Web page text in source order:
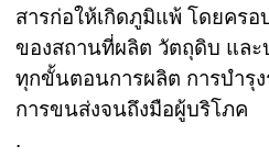
สารก่อให้เกิดภูมิแพ้ โดยคร
ของสถานที่ผลิต วัตถุดิบ แล
ทุกขั้นตอนการผลิต การบำรุ
การขนส่งจนถึงมือผู้บริโภค
.